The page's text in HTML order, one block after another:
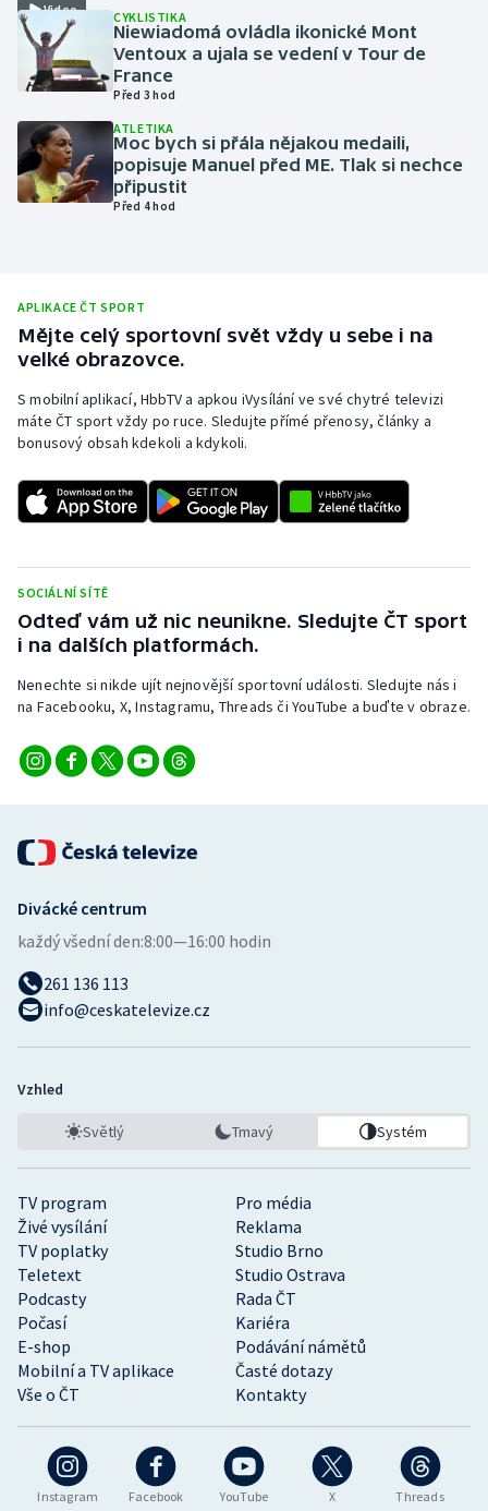
Motorsport
Olympijské hry
Parasport
Plavání
Rychlobruslení
Rychlostní kanoistika
Short track
Sportovní střelba
Triatlon
Veslování
Vodní slalom
Volejbal
Ostatní
Video CYKLISTIKA
Niewiadomá ovládla ikonické Mont
Ventoux a ujala se vedení v Tour de
France
Před 3 hod
ATLETIKA
Moc bych si přála nějakou medaili,
popisuje Manuel před ME. Tlak si nechce
připustit
Před 4 hod
APLIKACE ČT SPORT
Mějte celý sportovní svět vždy u sebe i na
velké obrazovce.
S mobilní aplikací, HbbTV a apkou iVysílání ve své chytré televizi
máte ČT sport vždy po ruce. Sledujte přímé přenosy, články a
bonusový obsah kdekoli a kdykoli.
SOCIÁLNÍ SÍTĚ
Odteď vám už nic neunikne. Sledujte ČT sport
i na dalších platformách.
Nenechte si nikde ujít nejnovější sportovní události. Sledujte nás i
na Facebooku, X, Instagramu, Threads či YouTube a buďte v obraze.
Instagram Facebook YouTube X Threads
TV program
Pro média
Živé vysílání
Reklama
TV poplatky
Studio Brno
Teletext
Studio Ostrava
Podcasty
Rada ČT
Počasí
Kariéra
E-shop
Podávání námětů
Mobilní a TV aplikace
Časté dotazy
Vše o ČT
Kontakty
Divácké centrum
každý všední den:8:00—16:00 hodin
261 136 113
info@ceskatelevize.cz
Vzhled
Světlý Tmavý Systém